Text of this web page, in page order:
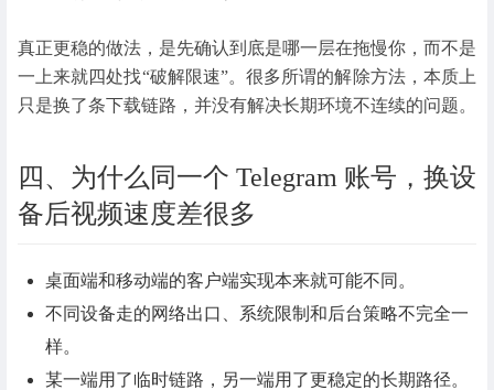
真正更稳的做法，是先确认到底是哪一层在拖慢你，而不是
一上来就四处找“破解限速”。很多所谓的解除方法，本质上
只是换了条下载链路，并没有解决长期环境不连续的问题。
四、为什么同一个 Telegram 账号，换设
备后视频速度差很多
桌面端和移动端的客户端实现本来就可能不同。
不同设备走的网络出口、系统限制和后台策略不完全一
样。
某一端用了临时链路，另一端用了更稳定的长期路径。